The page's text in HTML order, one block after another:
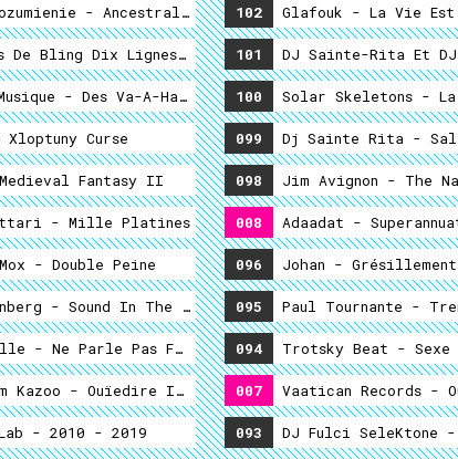
After Party
(Second Service)
(Premier Service)
- Ancestral. Sain. Équilibré
De Bling Dix Lignes De Blang - Bling Blang Metôl
- Des Va-A-Haches Et De Mou-Ouches
Curse
Fantasy II
- Mille Platines
- Double Peine
- Sound In The Stereo
- Ne Parle Pas Français
Kazoo - Ouïedire Is Ambivalent Usb Vortex
- 2010 - 2019
102 Glafouk - La Vie Est
101 DJ Sainte-Rita Et
100 Solar Skeletons - La
099 Dj Sainte Rita -
098 Jim Avignon - The
008 Adaadat -
096 Johan -
095 Paul Tournante -
094 Trotsky Beat - Sexe
007 Vaatican Records -
093 DJ Fulci SeleKtone -